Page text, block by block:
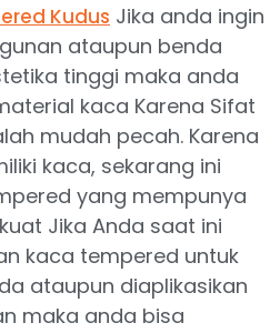
Kudus Jika anda ingin
ataupun benda
tinggi maka anda
kaca Karena Sifat
mudah pecah. Karena
kaca, sekarang ini
yang mempunya
Jika Anda saat ini
kaca tempered untuk
ataupun diaplikasikan
maka anda bisa